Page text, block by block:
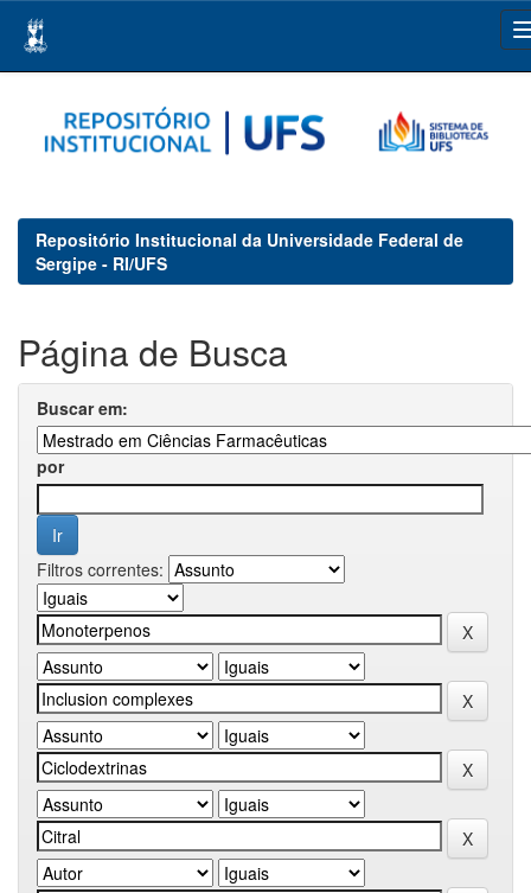
navigation
Repositório Institucional da Universidade Federal de
Sergipe - RI/UFS
Página de Busca
Buscar em:
por
Filtros correntes: